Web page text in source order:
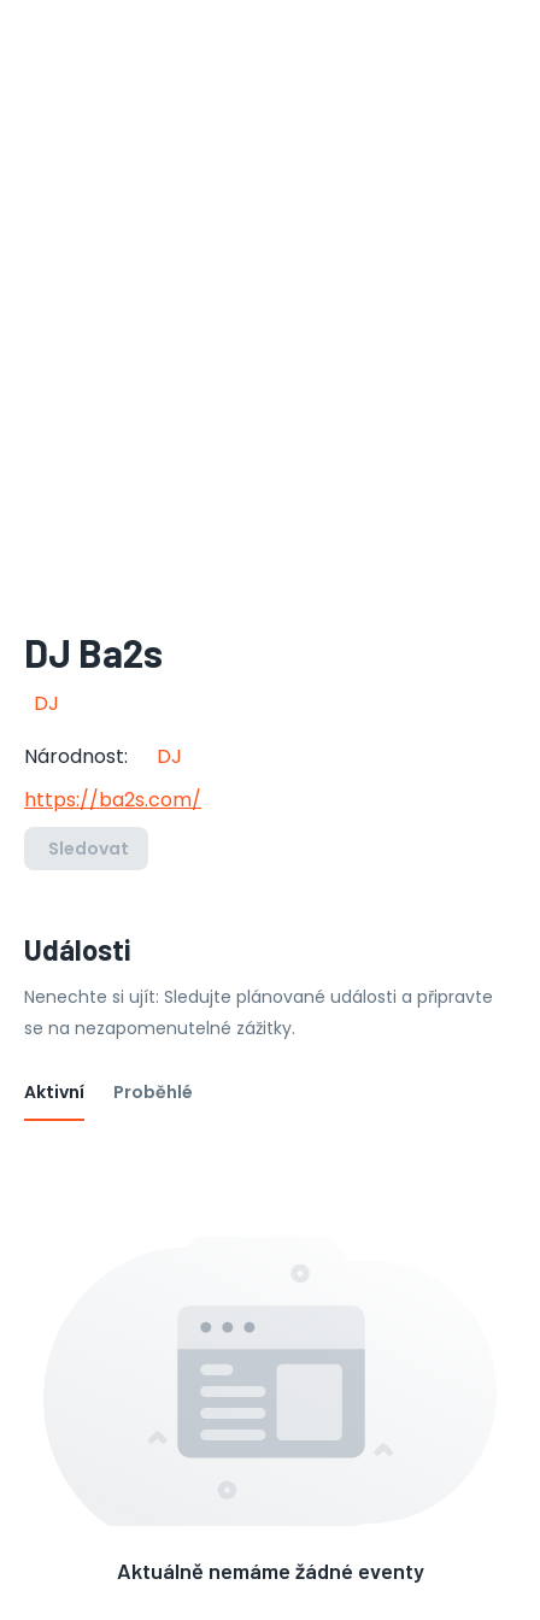
DJ Ba2s
DJ
Národnost:
DJ
https://ba2s.com/
Sledovat
Události
Nenechte si ujít: Sledujte plánované události a připravte
se na nezapomenutelné zážitky.
Aktivní Proběhlé
Aktuálně nemáme žádné eventy